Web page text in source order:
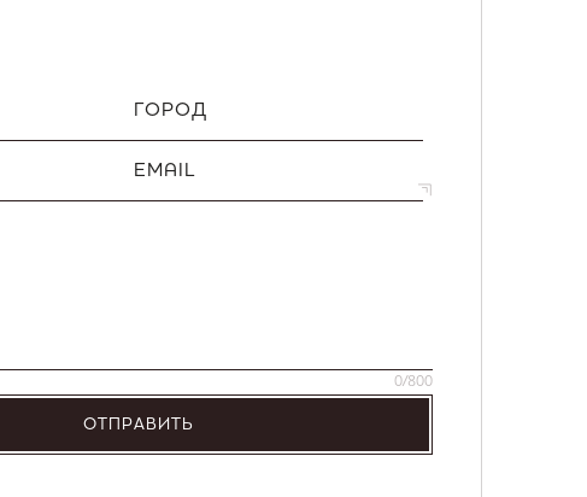
ГОРОД
EMAIL
0/800
ОТПРАВИТЬ